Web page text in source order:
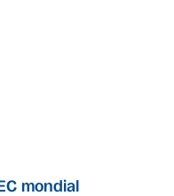
mondial